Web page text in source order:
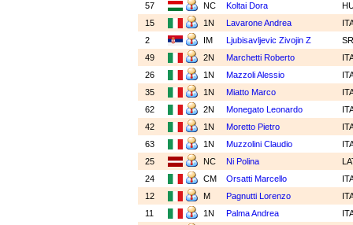
57
NC Koltai Dora
15
1N Lavarone Andrea
2
IM Ljubisavljevic Zivojin Z
49
2N Marchetti Roberto
26
1N Mazzoli Alessio
35
1N Miatto Marco
62
2N Monegato Leonardo
42
1N Moretto Pietro
63
1N Muzzolini Claudio
25
NC Ni Polina
24
CM Orsatti Marcello
12
M Pagnutti Lorenzo
11
1N Palma Andrea